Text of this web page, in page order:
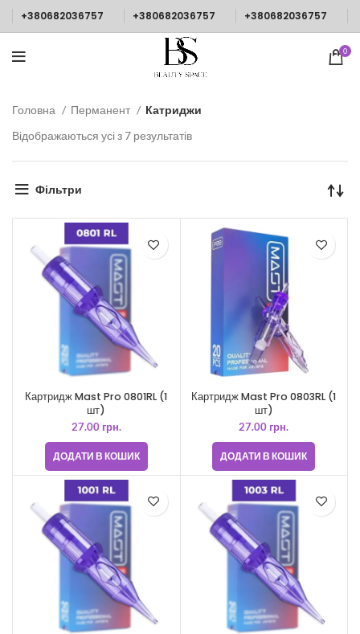
+380682036757 +380682036757 +380682036757
0
Головна Перманент
Катриджи
Відображаються усі з 7 результатів
Фільтри
Картридж Mast Pro 0801RL (1
шт)
27.00 грн.
ДОДАТИ В КОШИК
Картридж Mast Pro 0803RL (1
шт)
27.00 грн.
ДОДАТИ В КОШИК